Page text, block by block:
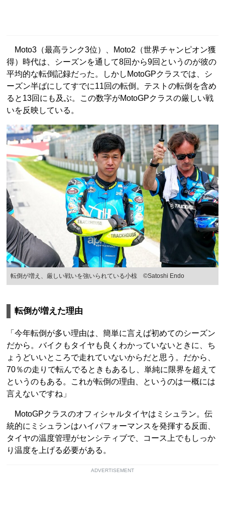
Moto3（最高ランク3位）、Moto2（世界チャンピオン獲
得）時代は、シーズンを通して8回から9回というのが彼の
平均的な転倒記録だった。しかしMotoGPクラスでは、シ
ーズン半ばにしてすでに11回の転倒。テストの転倒を含め
ると13回にも及ぶ。この数字がMotoGPクラスの厳しい戦
いを反映している。
転倒が増え、厳しい戦いを強いられている小椋 ©Satoshi Endo
転倒が増えた理由
「今年転倒が多い理由は、簡単に言えば初めてのシーズン
だから。バイクもタイヤも良くわかっていないときに、ち
ょうどいいところで走れていないからだと思う。だから、
70％の走りで転んでるときもあるし、単純に限界を超えて
というのもある。これが転倒の理由、というのは一概には
言えないですね」
MotoGPクラスのオフィシャルタイヤはミシュラン。伝
統的にミシュランはハイパフォーマンスを発揮する反面、
タイヤの温度管理がセンシティブで、コース上でもしっか
り温度を上げる必要がある。
ADVERTISEMENT